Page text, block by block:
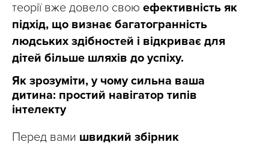
теорії вже довело свою ефективність як
підхід, що визнає багатогранність
людських здібностей і відкриває для
дітей більше шляхів до успіху.
Як зрозуміти, у чому сильна ваша
дитина: простий навігатор типів
інтелекту
Перед вами швидкий збірник